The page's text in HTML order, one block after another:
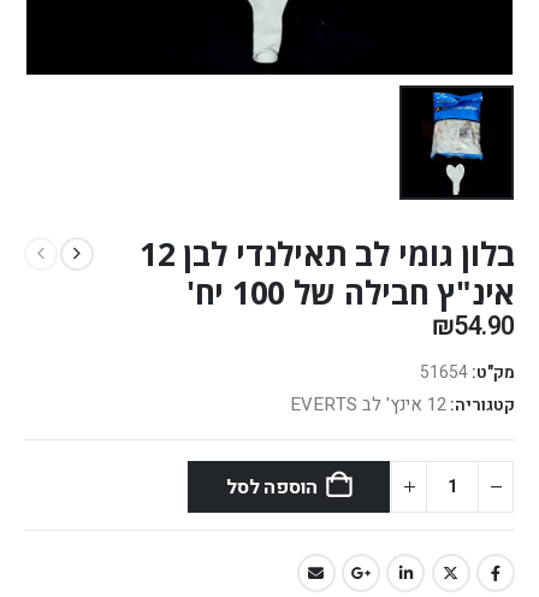
בלון גומי לב תאילנדי לבן 12
אינ"ץ חבילה של 100 יח'
₪54.90
מק"ט: 51654
קטגוריה: 12 אינץ' לב EVERTS
הוספה לסל